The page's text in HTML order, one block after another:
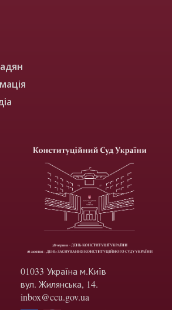
01033 Україна м.Київ
вул. Жилянська, 14.
inbox@ccu.gov.ua